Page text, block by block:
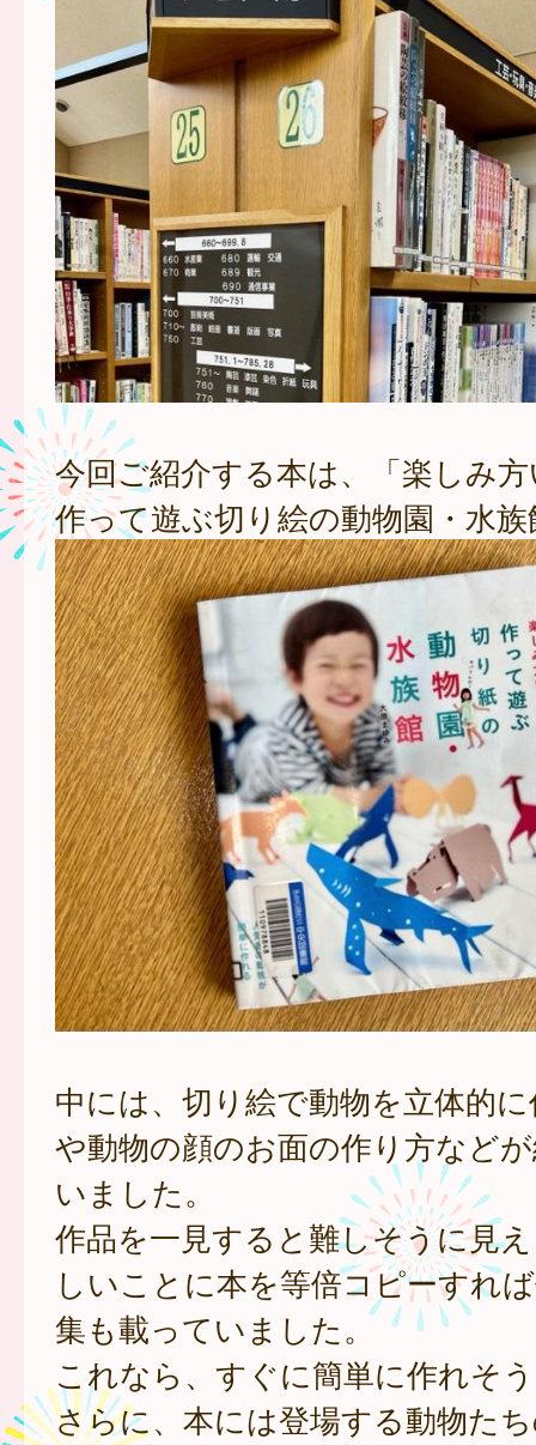
今回ご紹介する本は、「楽しみ
作って遊ぶ切り絵の動物園・水
中には、切り絵で動物を立体的
や動物の顔のお面の作り方など
いました。
作品を一見すると難しそうに見
しいことに本を等倍コピーすれ
集も載っていました。
これなら、すぐに簡単に作れそ
さらに、本には登場する動物た